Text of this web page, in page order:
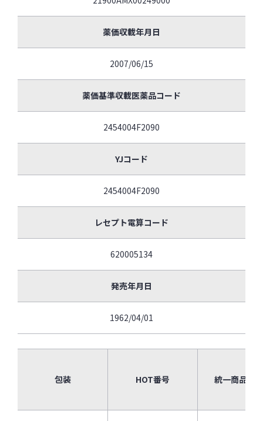
薬価収載年月日
2007/06/15
薬価基準収載医薬品コード
2454004F2090
YJコード
2454004F2090
レセプト電算コード
620005134
発売年月日
1962/04/01
包装 HOT番号 統一商品コ